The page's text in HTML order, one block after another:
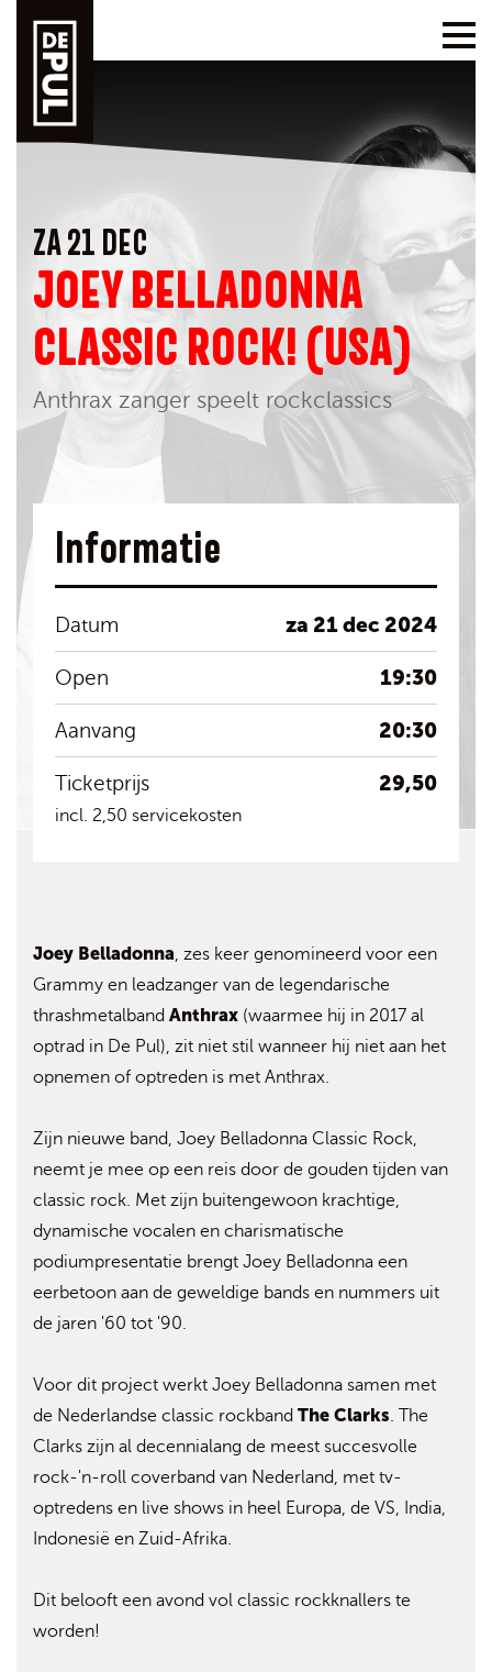
ZA 21 DEC
JOEY BELLADONNA
CLASSIC ROCK! (USA)
Anthrax zanger speelt rockclassics
Informatie
Datum za 21 dec 2024
Open 19:30
Aanvang 20:30
Ticketprijs 29,50
incl. 2,50 servicekosten
Joey Belladonna, zes keer genomineerd voor een
Grammy en leadzanger van de legendarische
thrashmetalband Anthrax (waarmee hij in 2017 al
optrad in De Pul), zit niet stil wanneer hij niet aan het
opnemen of optreden is met Anthrax.
Zijn nieuwe band, Joey Belladonna Classic Rock,
neemt je mee op een reis door de gouden tijden van
classic rock. Met zijn buitengewoon krachtige,
dynamische vocalen en charismatische
podiumpresentatie brengt Joey Belladonna een
eerbetoon aan de geweldige bands en nummers uit
de jaren '60 tot '90.
Voor dit project werkt Joey Belladonna samen met
de Nederlandse classic rockband The Clarks. The
Clarks zijn al decennialang de meest succesvolle
rock-'n-roll coverband van Nederland, met tv-
optredens en live shows in heel Europa, de VS, India,
Indonesië en Zuid-Afrika.
Dit belooft een avond vol classic rockknallers te
worden!